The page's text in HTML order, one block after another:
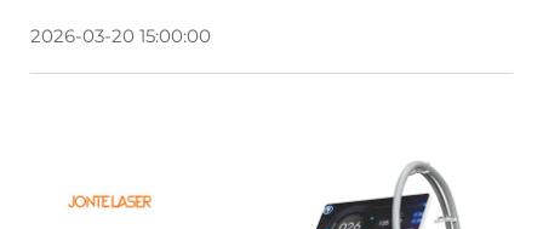
2026-03-20 15:00:00